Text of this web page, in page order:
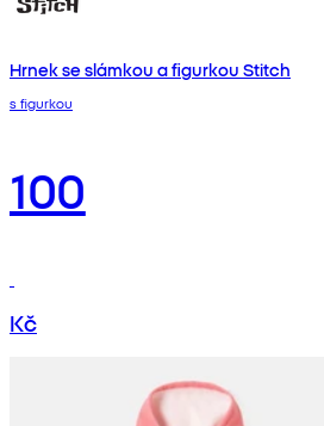
Hrnek se slámkou a figurkou Stitch
s figurkou
100
Kč